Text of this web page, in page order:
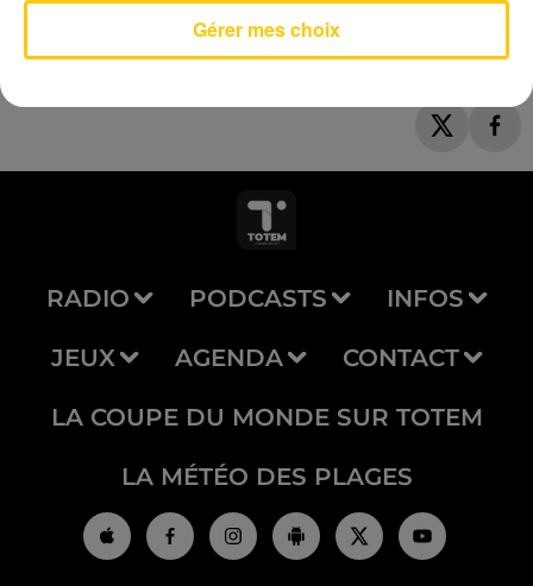
RADIO PODCASTS INFOS
JEUX AGENDA CONTACT
LA COUPE DU MONDE SUR TOTEM
LA MÉTÉO DES PLAGES
Gérer mes choix